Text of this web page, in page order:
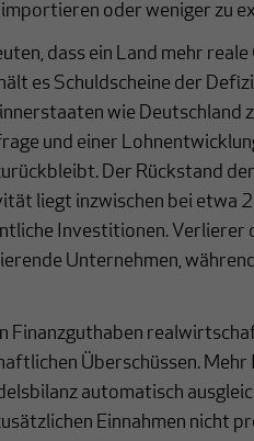
importieren oder weniger zu
dass ein Land mehr
es Schuldscheine der
wie Deutschland
und einer
Der Rückstand
liegt inzwischen bei etwa
Investitionen. Verlierer
Unternehmen,
Finanzguthaben
Überschüssen.
automatisch
Einnahmen nicht